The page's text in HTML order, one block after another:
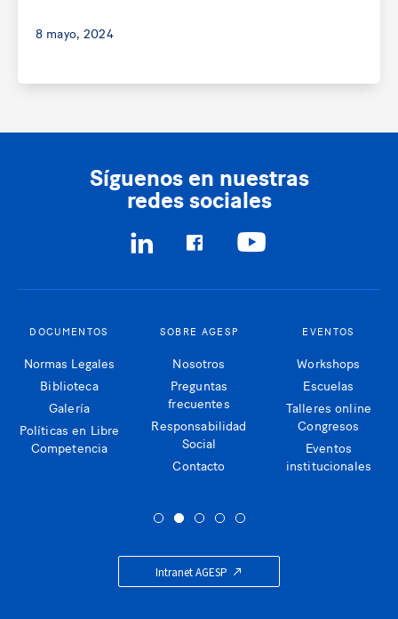
8 mayo, 2024
Síguenos en nuestras
redes sociales
DOCUMENTOS
Normas Legales
Biblioteca
Galería
Políticas en Libre
Competencia
SOBRE AGESP
Nosotros
Preguntas
frecuentes
Responsabilidad
Social
Contacto
EVENTOS
Workshops
Escuelas
Talleres online
Congresos
Eventos
institucionales
Intranet AGESP